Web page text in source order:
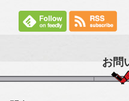
お問